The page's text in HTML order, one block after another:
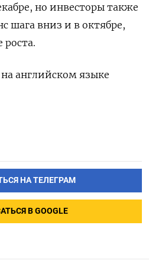
но инвесторы также
шага вниз и в октябре,
роста.
английском языке
НА ТЕЛЕГРАМ
В GOOGLE